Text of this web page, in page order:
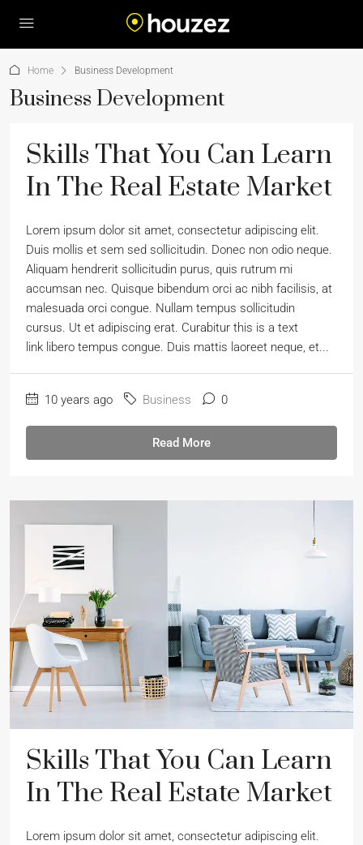
Home Business Development
Business Development
Skills That You Can Learn
In The Real Estate Market
Lorem ipsum dolor sit amet, consectetur adipiscing elit.
Duis mollis et sem sed sollicitudin. Donec non odio neque.
Aliquam hendrerit sollicitudin purus, quis rutrum mi
accumsan nec. Quisque bibendum orci ac nibh facilisis, at
malesuada orci congue. Nullam tempus sollicitudin
cursus. Ut et adipiscing erat. Curabitur this is a text
link libero tempus congue. Duis mattis laoreet neque, et...
10 years ago Business 0
Read More
Skills That You Can Learn
In The Real Estate Market
Lorem ipsum dolor sit amet, consectetur adipiscing elit.